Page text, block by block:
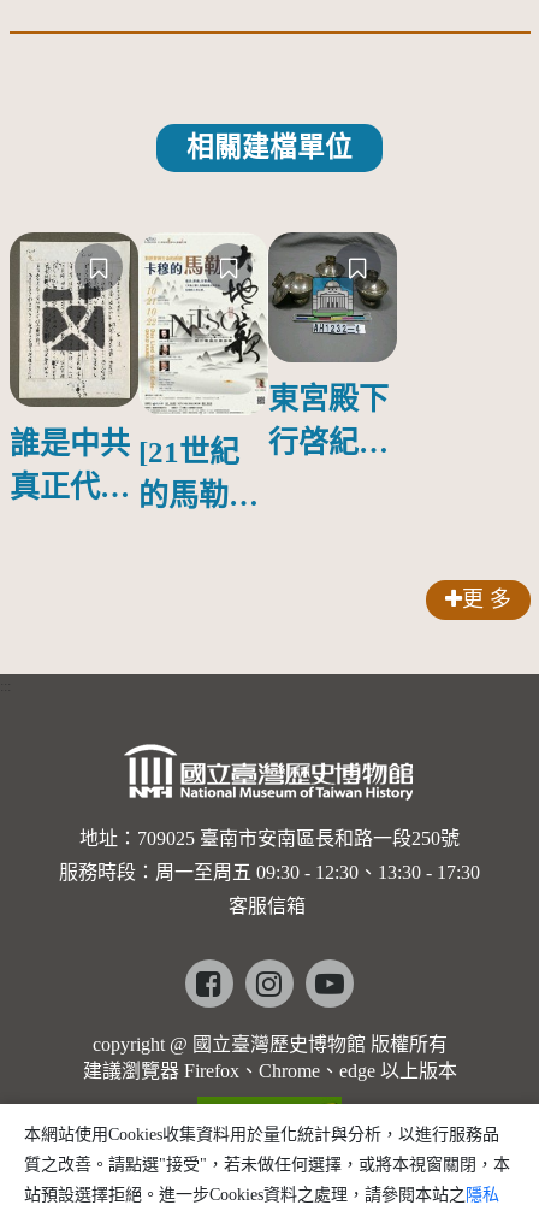
相關建檔單位
誰是中共
真正代言
[21世紀
的馬勒、
的依戀—
勒大地之
歌]【對
世界與生
命的依戀
馬勒大地
之歌】
東宮殿下
行啓紀念
更 多
地址：709025 臺南市安南區長和路一段250號
服務時段：周一至周五 09:30 - 12:30、13:30 - 17:30
客服信箱
Facebookinstagramyoutube
copyright @ 國立臺灣歷史博物館 版權所有
建議瀏覽器 Firefox、Chrome、edge 以上版本
本網站使用Cookies收集資料用於量化統計與分析，以進行服務品
質之改善。請點選"接受"，若未做任何選擇，或將本視窗關閉，本
站預設選擇拒絕。進一步Cookies資料之處理，請參閱本站之 隱私